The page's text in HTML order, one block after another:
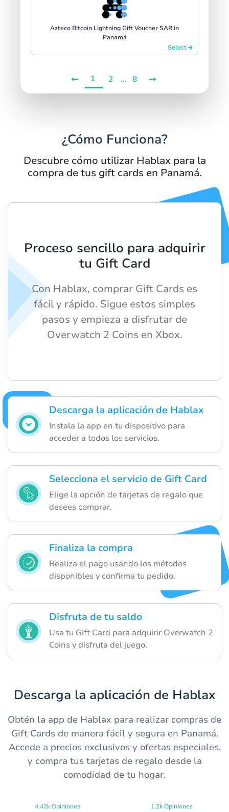
Azteco Bitcoin Lightning Gift Voucher SAR in
Panamá
Select
1 2 ... 8
¿Cómo Funciona?
Descubre cómo utilizar Hablax para la
compra de tus gift cards en Panamá.
Descarga la aplicación de Hablax
Instala la app en tu dispositivo para
acceder a todos los servicios.
Selecciona el servicio de Gift Card
Elige la opción de tarjetas de regalo que
desees comprar.
Finaliza la compra
Realiza el pago usando los métodos
disponibles y confirma tu pedido.
Disfruta de tu saldo
Usa tu Gift Card para adquirir Overwatch 2
Coins y disfruta del juego.
Proceso sencillo para adquirir
tu Gift Card
Con Hablax, comprar Gift Cards es
fácil y rápido. Sigue estos simples
pasos y empieza a disfrutar de
Overwatch 2 Coins en Xbox.
Descarga la aplicación de Hablax
Obtén la app de Hablax para realizar compras de
Gift Cards de manera fácil y segura en Panamá.
Accede a precios exclusivos y ofertas especiales,
y compra tus tarjetas de regalo desde la
comodidad de tu hogar.
4.42k Opiniones 1.2k Opiniones